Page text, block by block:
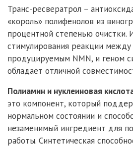
Транс-ресвератрол –
«король» полифенолов из
процентной степенью
стимулирования реакции между
продуцируемым NMN, и геном
обладает отличной
Полиамин и нуклеиновая
это компонент, который
нормальном состоянии и
незаменимый ингредиент для
работы. Синтетическая